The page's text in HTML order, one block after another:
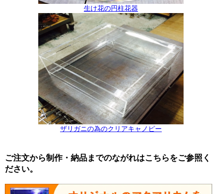
生け花の円柱花器
ザリガニの為のクリアキャノピー
ご注文から制作・納品までのながれはこちらをご参照く
ださい。